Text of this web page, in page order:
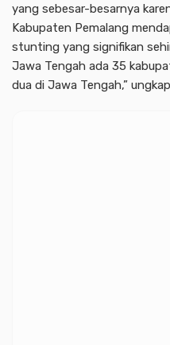
yang sebesar-besarnya
Kabupaten Pemalang
stunting yang signifikan
Jawa Tengah ada 35
dua di Jawa Tengah,”